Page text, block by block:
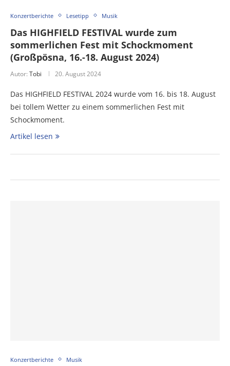
Konzertberichte Lesetipp Musik
Das HIGHFIELD FESTIVAL wurde zum
sommerlichen Fest mit Schockmoment
(Großpösna, 16.-18. August 2024)
Autor: Tobi 20. August 2024
Das HIGHFIELD FESTIVAL 2024 wurde vom 16. bis 18. August
bei tollem Wetter zu einem sommerlichen Fest mit
Schockmoment.
Artikel lesen
Konzertberichte Musik